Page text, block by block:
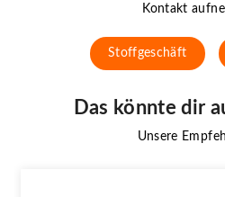
Kontakt
Stoffgeschäft
Das könnte dir
Unsere